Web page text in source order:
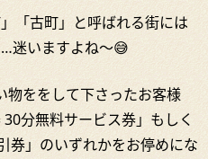
「古町」と呼ばれる街には
迷いますよね～😅
物ををして下さったお客様
分無料サービス券」もしく
券」のいずれかをお停めにな